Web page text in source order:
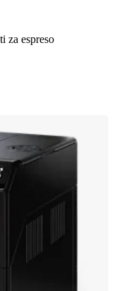
za espreso